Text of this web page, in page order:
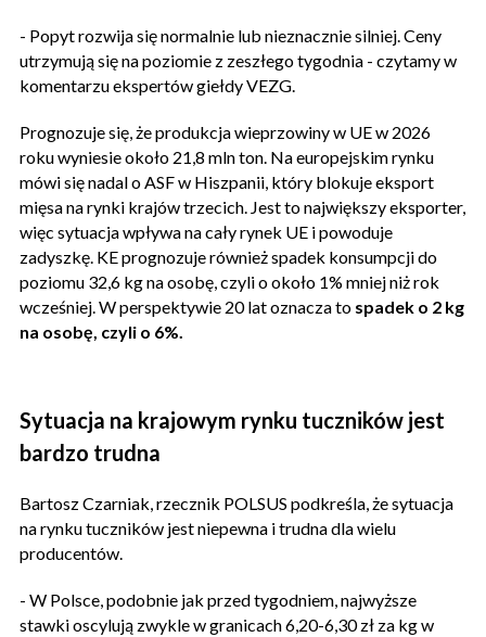
- Popyt rozwija się normalnie lub nieznacznie silniej. Ceny
utrzymują się na poziomie z zeszłego tygodnia - czytamy w
komentarzu ekspertów giełdy VEZG.
Prognozuje się, że produkcja wieprzowiny w UE w 2026
roku wyniesie około 21,8 mln ton. Na europejskim rynku
mówi się nadal o ASF w Hiszpanii, który blokuje eksport
mięsa na rynki krajów trzecich. Jest to największy eksporter,
więc sytuacja wpływa na cały rynek UE i powoduje
zadyszkę. KE prognozuje również spadek konsumpcji do
poziomu 32,6 kg na osobę, czyli o około 1% mniej niż rok
wcześniej. W perspektywie 20 lat oznacza to spadek o 2 kg
na osobę, czyli o 6%.
Sytuacja na krajowym rynku tuczników jest
bardzo trudna
Bartosz Czarniak, rzecznik POLSUS podkreśla, że sytuacja
na rynku tuczników jest niepewna i trudna dla wielu
producentów.
- W Polsce, podobnie jak przed tygodniem, najwyższe
stawki oscylują zwykle w granicach 6,20-6,30 zł za kg w